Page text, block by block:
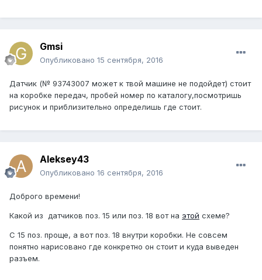
Gmsi
Опубликовано 15 сентября, 2016
Датчик (№ 93743007 может к твой машине не подойдет) стоит
на коробке передач, пробей номер по каталогу,посмотришь
рисунок и приблизительно определишь где стоит.
Aleksey43
Опубликовано 16 сентября, 2016
Доброго времени!
Какой из датчиков поз. 15 или поз. 18 вот на этой схеме?
С 15 поз. проще, а вот поз. 18 внутри коробки. Не совсем
понятно нарисовано где конкретно он стоит и куда выведен
разъем.